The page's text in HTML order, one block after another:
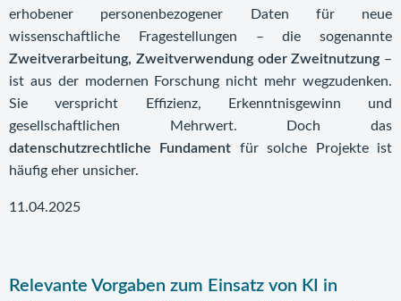
erhobener personenbezogener Daten für neue
wissenschaftliche Fragestellungen – die sogenannte
Zweitverarbeitung, Zweitverwendung oder Zweitnutzung –
ist aus der modernen Forschung nicht mehr wegzudenken.
Sie verspricht Effizienz, Erkenntnisgewinn und
gesellschaftlichen Mehrwert. Doch das
datenschutzrechtliche Fundament für solche Projekte ist
häufig eher unsicher.
11.04.2025
Relevante Vorgaben zum Einsatz von KI in